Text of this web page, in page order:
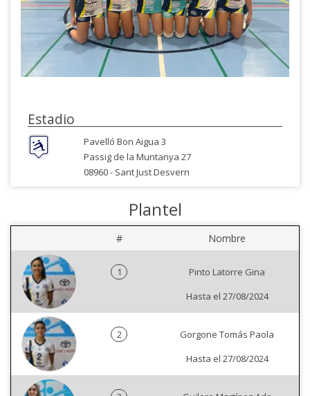
Estadio
Pavelló Bon Aigua 3
Passig de la Muntanya 27
08960 - Sant Just Desvern
Plantel
# Nombre
1
Pinto Latorre Gina
Hasta el 27/08/2024
2
Gorgone Tomás Paola
Hasta el 27/08/2024